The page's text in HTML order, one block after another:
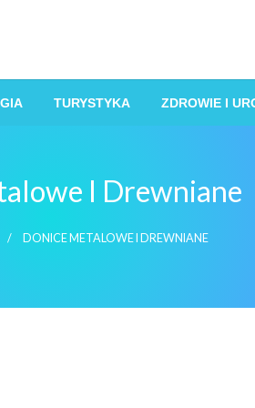
TURYSTYKA ZDROWIE I
I Drewniane
DONICE METALOWE I DREWNIANE